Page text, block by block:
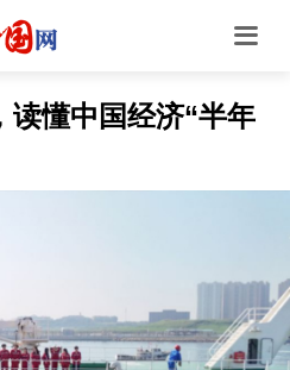
读懂中国经济“半年